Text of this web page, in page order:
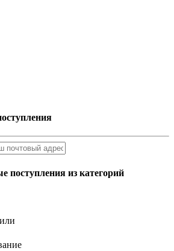
поступления из категорий